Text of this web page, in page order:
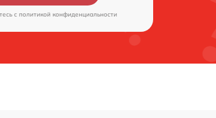
c политикой конфиденциальности